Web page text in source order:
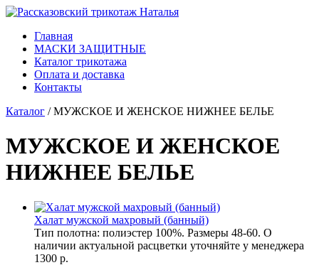
Главная
МАСКИ ЗАЩИТНЫЕ
Каталог трикотажа
Оплата и доставка
Контакты
Каталог /МУЖСКОЕ И ЖЕНСКОЕ НИЖНЕЕ БЕЛЬЕ
МУЖСКОЕ И ЖЕНСКОЕ
НИЖНЕЕ БЕЛЬЕ
Халат мужской махровый (банный)
Тип полотна: полиэстер 100%. Размеры 48-60. О
наличии актуальной расцветки уточняйте у менеджера
1300 р.